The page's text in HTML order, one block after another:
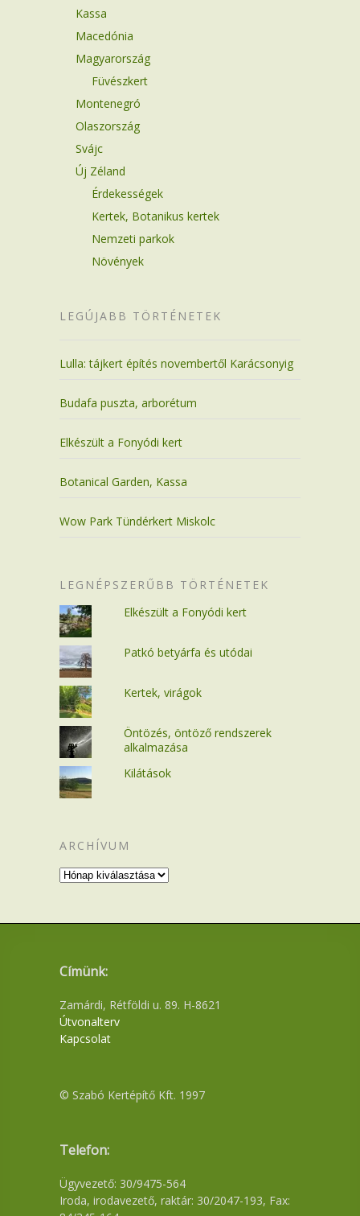
Kassa
Macedónia
Magyarország
Füvészkert
Montenegró
Olaszország
Svájc
Új Zéland
Érdekességek
Kertek, Botanikus kertek
Nemzeti parkok
Növények
LEGÚJABB TÖRTÉNETEK
Lulla: tájkert építés novembertől Karácsonyig
Budafa puszta, arborétum
Elkészült a Fonyódi kert
Botanical Garden, Kassa
Wow Park Tündérkert Miskolc
LEGNÉPSZERŰBB TÖRTÉNETEK
Elkészült a Fonyódi kert
Patkó betyárfa és utódai
Kertek, virágok
Öntözés, öntöző rendszerek
alkalmazása
Kilátások
ARCHÍVUM
Archívum
Címünk:
Zamárdi, Rétföldi u. 89. H-8621
Útvonalterv
Kapcsolat
© Szabó Kertépítő Kft. 1997
Telefon:
Ügyvezető: 30/9475-564
Iroda, irodavezető, raktár: 30/2047-193, Fax: